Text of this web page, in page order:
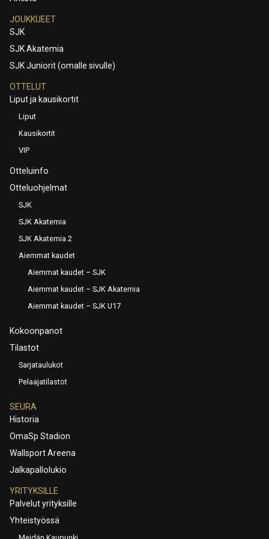
JOUKKUEET
SJK
SJK Akatemia
SJK Juniorit (omalle sivulle)
OTTELUT
Liput ja kausikortit
Liput
Kausikortit
VIP
Otteluinfo
Otteluohjelmat
SJK
SJK Akatemia
SJK Akatemia 2
Aiemmat kaudet
Aiemmat kaudet – SJK
Aiemmat kaudet – SJK Akatemia
Aiemmat kaudet – SJK U17
Kokoonpanot
Tilastot
Sarjataulukot
Pelaajatilastot
SEURA
Historia
OmaSp Stadion
Wallsport Areena
Jalkapallolukio
YRITYKSILLE
Palvelut yrityksille
Yhteistyössä